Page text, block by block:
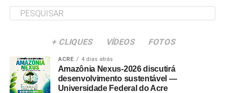
+ CLIQUES VÍDEOS FOTOS
ACRE 4 dias atrás
Amazônia Nexus-2026 discutirá
desenvolvimento sustentável —
Universidade Federal do Acre